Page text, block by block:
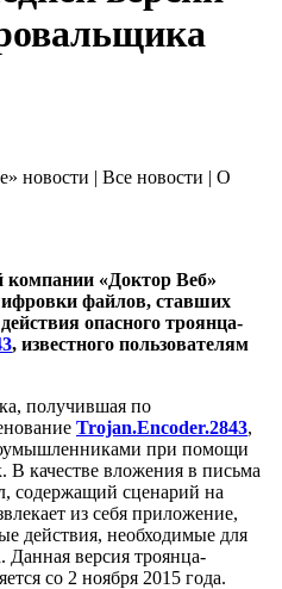
новости | Все новости | О
«Доктор Веб»
файлов, ставших
опасного троянца-
, известного пользователям
получившая по
Trojan.Encoder.2843,
при помощи
качестве вложения в письма
содержащий сценарий на
из себя приложение,
действия, необходимые для
Данная версия троянца-
со 2 ноября 2015 года.